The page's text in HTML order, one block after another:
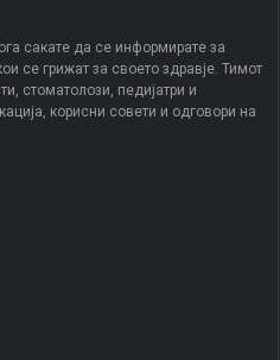
сакате да се информирате за
се грижат за своето здравје. Тимот
стоматолози, педијатри и
корисни совети и одговори на